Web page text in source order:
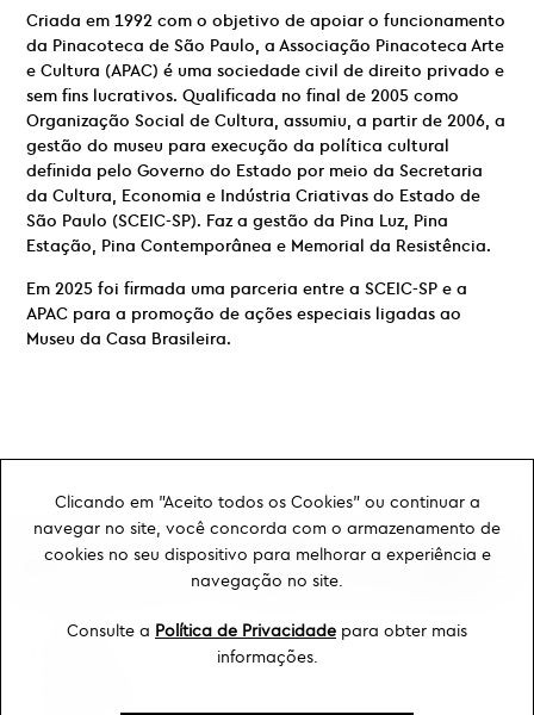
Criada em 1992 com o objetivo de apoiar o funcionamento
da Pinacoteca de São Paulo, a Associação Pinacoteca Arte
e Cultura (APAC) é uma sociedade civil de direito privado e
sem fins lucrativos. Qualificada no final de 2005 como
Organização Social de Cultura, assumiu, a partir de 2006, a
gestão do museu para execução da política cultural
definida pelo Governo do Estado por meio da Secretaria
da Cultura, Economia e Indústria Criativas do Estado de
São Paulo (SCEIC-SP). Faz a gestão da Pina Luz, Pina
Estação, Pina Contemporânea e Memorial da Resistência.
Em 2025 foi firmada uma parceria entre a SCEIC-SP e a
APAC para a promoção de ações especiais ligadas ao
Museu da Casa Brasileira.
Clicando em "Aceito todos os Cookies" ou continuar a
navegar no site, você concorda com o armazenamento de
cookies no seu dispositivo para melhorar a experiência e
navegação no site.
Consulte a Política de Privacidade para obter mais
informações.